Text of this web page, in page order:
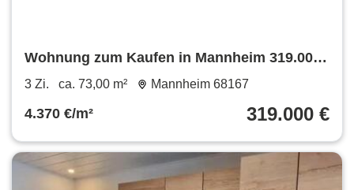
Wohnung zum Kaufen in Mannheim 319.000
€ 73 m²
3 Zi. ca. 73,00 m² Mannheim 68167
4.370 €/m² 319.000 €